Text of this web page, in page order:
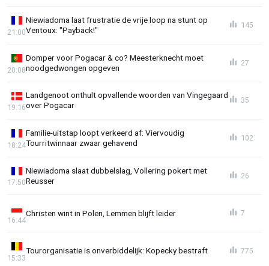
Niewiadoma laat frustratie de vrije loop na stunt op
Ventoux: "Payback!"
21:00
145
Domper voor Pogacar & co? Meesterknecht moet
noodgedwongen opgeven
20:08
27
Landgenoot onthult opvallende woorden van Vingegaard
over Pogacar
19:16
35
Familie-uitstap loopt verkeerd af: Viervoudig
Tourritwinnaar zwaar gehavend
18:24
102
Niewiadoma slaat dubbelslag, Vollering pokert met
Reusser
17:50
26
Christen wint in Polen, Lemmen blijft leider
16:44
7
Tourorganisatie is onverbiddelijk: Kopecky bestraft
15:33
775